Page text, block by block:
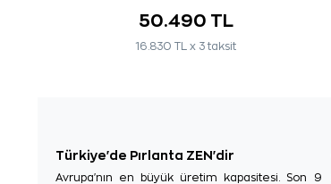
50.490 TL
16.830 TL x 3 taksit
Türkiye'de Pırlanta ZEN'dir
Avrupa'nın en büyük üretim kapasitesi. Son 9